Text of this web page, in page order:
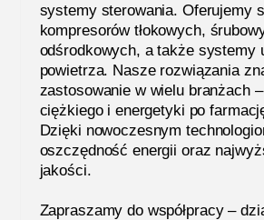
systemy sterowania. Oferujemy
kompresorów tłokowych,
odśrodkowych, a także systemy
powietrza. Nasze rozwiązania
zastosowanie w wielu branżach
ciężkiego i energetyki po
Dzięki nowoczesnym
oszczędność energii oraz
jakości.
Zapraszamy do współpracy –